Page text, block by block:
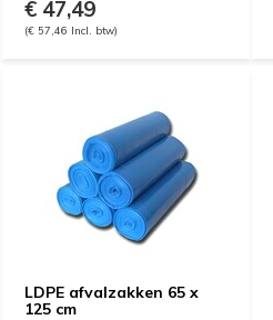
€ 47,49
(€ 57,46 Incl. btw)
LDPE afvalzakken 65 x
125 cm